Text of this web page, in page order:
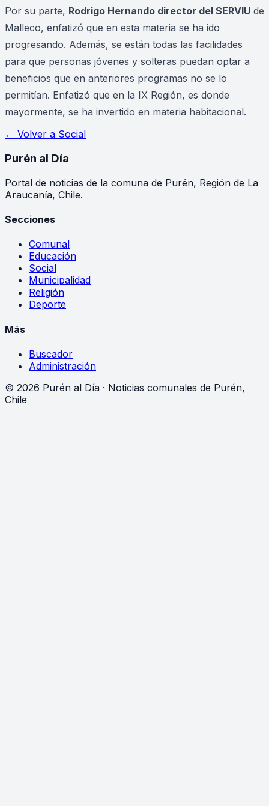
Por su parte, Rodrigo Hernando director del SERVIU de
Malleco, enfatizó que en esta materia se ha ido
progresando. Además, se están todas las facilidades
para que personas jóvenes y solteras puedan optar a
beneficios que en anteriores programas no se lo
permitían. Enfatizó que en la IX Región, es donde
mayormente, se ha invertido en materia habitacional.
← Volver a Social
Purén al Día
Portal de noticias de la comuna de Purén, Región de La
Araucanía, Chile.
Secciones
Comunal
Educación
Social
Municipalidad
Religión
Deporte
Más
Buscador
Administración
© 2026 Purén al Día · Noticias comunales de Purén,
Chile